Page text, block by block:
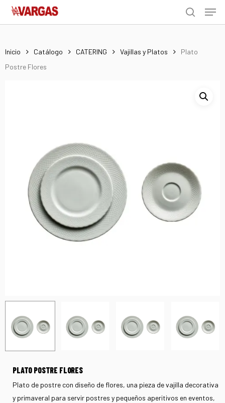
Skip
search
Menu
Inicio Catálogo CATERING Vajillas y Platos
Plato
Postre Flores
PLATO POSTRE FLORES
Plato de postre con diseño de flores, una pieza de vajilla decorativa
y primaveral para servir postres y pequeños aperitivos en eventos,